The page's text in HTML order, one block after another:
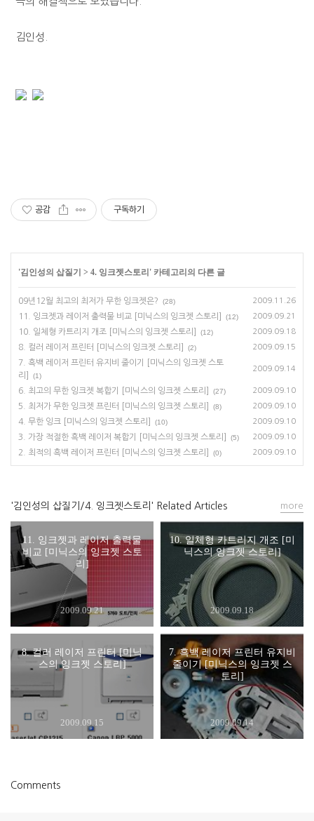
김인성.
공감 구독하기
'김인성의 삽질기 > 4. 잉크젯스토리 ' 카테고리의 다른 글
09년12월 최고의 최저가 무한 잉크젯은? (28) 2009.11.26
11. 잉크젯과 레이저 출력물 비교 [미닉스의 잉크젯 스토리] (12) 2009.09.21
10. 일체형 카트리지 개조 [미닉스의 잉크젯 스토리] (12) 2009.09.18
8. 컬러 레이저 프린터 [미닉스의 잉크젯 스토리] (2) 2009.09.15
7. 흑백 레이저 프린터 유지비 줄이기 [미닉스의 잉크젯 스토
리]
(1)
2009.09.14
6. 최고의 무한 잉크젯 복합기 [미닉스의 잉크젯 스토리] (27) 2009.09.10
5. 최저가 무한 잉크젯 프린터 [미닉스의 잉크젯 스토리] (8) 2009.09.10
4. 무한 잉크 [미닉스의 잉크젯 스토리] (10) 2009.09.10
3. 가장 적절한 흑백 레이저 복합기 [미닉스의 잉크젯 스토리] (5) 2009.09.10
2. 최적의 흑백 레이저 프린터 [미닉스의 잉크젯 스토리] (0) 2009.09.10
'김인성의 삽질기/4. 잉크젯스토리' Related Articles
11. 잉크젯과 레이저 출력물
비교 [미닉스의 잉크젯 스토
리]
2009.09.21
10. 일체형 카트리지 개조 [미
닉스의 잉크젯 스토리]
2009.09.18
8. 컬러 레이저 프린터 [미닉
스의 잉크젯 스토리]
2009.09.15
7. 흑백 레이저 프린터 유지비
줄이기 [미닉스의 잉크젯 스
토리]
2009.09.14
more
Comments